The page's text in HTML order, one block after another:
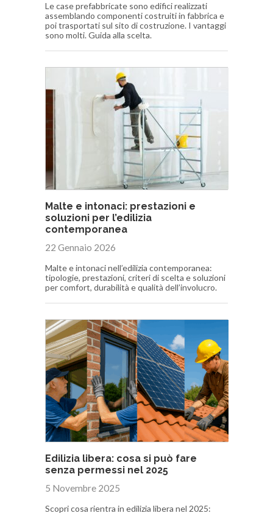
Le case prefabbricate sono edifici realizzati
assemblando componenti costruiti in fabbrica e
poi trasportati sul sito di costruzione. I vantaggi
sono molti. Guida alla scelta.
Malte e intonaci: prestazioni e
soluzioni per l’edilizia
contemporanea
22 Gennaio 2026
Malte e intonaci nell’edilizia contemporanea:
tipologie, prestazioni, criteri di scelta e soluzioni
per comfort, durabilità e qualità dell’involucro.
Edilizia libera: cosa si può fare
senza permessi nel 2025
5 Novembre 2025
Scopri cosa rientra in edilizia libera nel 2025: